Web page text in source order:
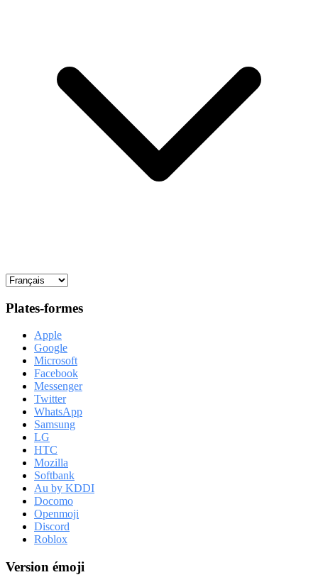
Plates-formes
Apple
Google
Microsoft
Facebook
Messenger
Twitter
WhatsApp
Samsung
LG
HTC
Mozilla
Softbank
Au by KDDI
Docomo
Openmoji
Discord
Roblox
Version émoji